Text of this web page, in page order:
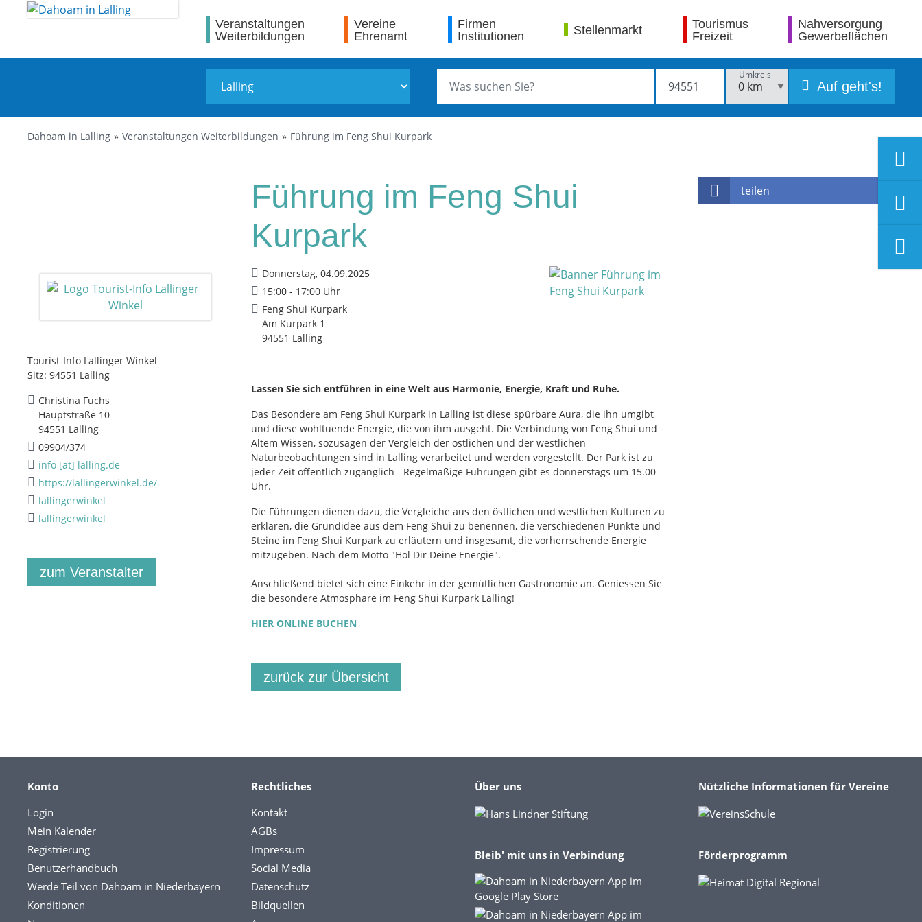
Veranstaltungen
Weiterbildungen
Vereine
Ehrenamt
Firmen
Institutionen
Stellenmarkt
Tourismus
Freizeit
Nahversorgung
Gewerbeflächen
Umkreis
Auf geht's!
Dahoam in Lalling Veranstaltungen Weiterbildungen Führung im Feng Shui Kurpark
Tourist-Info Lallinger Winkel
Sitz: 94551 Lalling
Christina Fuchs
Hauptstraße 10
94551 Lalling
09904/374
info [at] lalling.de
https://lallingerwinkel.de/
lallingerwinkel
lallingerwinkel
zum Veranstalter
Führung im Feng Shui
Kurpark
Donnerstag, 04.09.2025
15:00 - 17:00 Uhr
Feng Shui Kurpark
Am Kurpark 1
94551 Lalling
Lassen Sie sich entführen in eine Welt aus Harmonie, Energie, Kraft und Ruhe.
Das Besondere am Feng Shui Kurpark in Lalling ist diese spürbare Aura, die ihn umgibt
und diese wohltuende Energie, die von ihm ausgeht. Die Verbindung von Feng Shui und
Altem Wissen, sozusagen der Vergleich der östlichen und der westlichen
Naturbeobachtungen sind in Lalling verarbeitet und werden vorgestellt. Der Park ist zu
jeder Zeit öffentlich zugänglich - Regelmäßige Führungen gibt es donnerstags um 15.00
Uhr.
Die Führungen dienen dazu, die Vergleiche aus den östlichen und westlichen Kulturen zu
erklären, die Grundidee aus dem Feng Shui zu benennen, die verschiedenen Punkte und
Steine im Feng Shui Kurpark zu erläutern und insgesamt, die vorherrschende Energie
mitzugeben. Nach dem Motto "Hol Dir Deine Energie".
Anschließend bietet sich eine Einkehr in der gemütlichen Gastronomie an. Geniessen Sie
die besondere Atmosphäre im Feng Shui Kurpark Lalling!
HIER ONLINE BUCHEN
zurück zur Übersicht
teilen
Konto
Login
Mein Kalender
Registrierung
Benutzerhandbuch
Werde Teil von Dahoam in Niederbayern
Konditionen
Rechtliches
Kontakt
AGBs
Impressum
Social Media
Datenschutz
Bildquellen
Über uns
Bleib' mit uns in Verbindung
Nützliche Informationen für Vereine
Förderprogramm